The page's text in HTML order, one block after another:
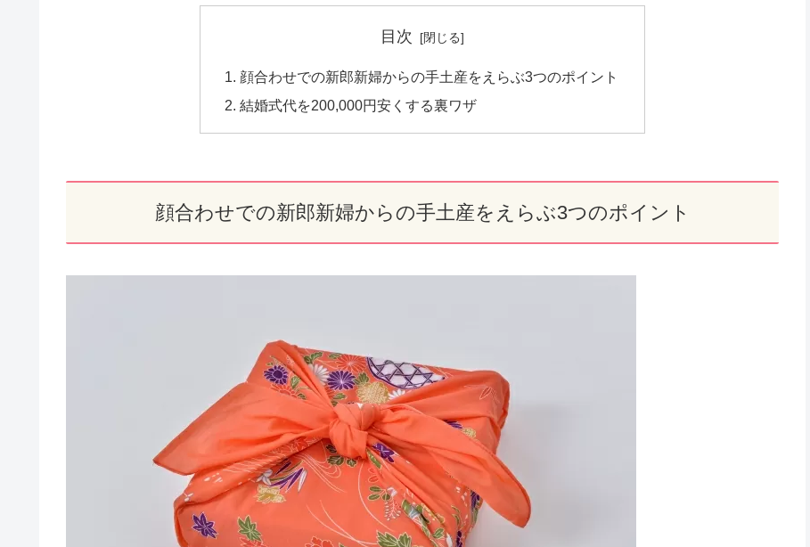
目次
顔合わせでの新郎新婦からの手土産をえらぶ3つのポイント
結婚式代を200,000円安くする裏ワザ
顔合わせでの新郎新婦からの手土産をえらぶ3つのポイント